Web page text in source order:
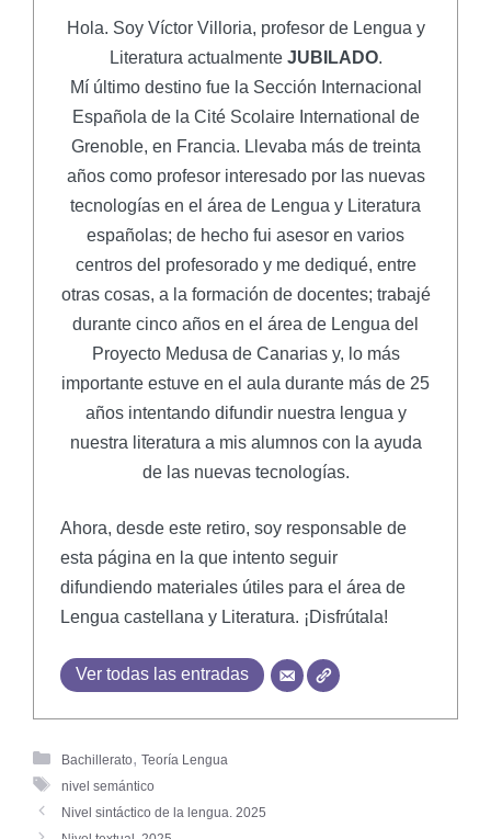
Hola. Soy Víctor Villoria, profesor de Lengua y
Literatura actualmente JUBILADO.
Mí último destino fue la Sección Internacional
Española de la Cité Scolaire International de
Grenoble, en Francia. Llevaba más de treinta
años como profesor interesado por las nuevas
tecnologías en el área de Lengua y Literatura
españolas; de hecho fui asesor en varios
centros del profesorado y me dediqué, entre
otras cosas, a la formación de docentes; trabajé
durante cinco años en el área de Lengua del
Proyecto Medusa de Canarias y, lo más
importante estuve en el aula durante más de 25
años intentando difundir nuestra lengua y
nuestra literatura a mis alumnos con la ayuda
de las nuevas tecnologías.
Ahora, desde este retiro, soy responsable de
esta página en la que intento seguir
difundiendo materiales útiles para el área de
Lengua castellana y Literatura. ¡Disfrútala!
Ver todas las entradas
Bachillerato, Teoría Lengua
nivel semántico
Nivel sintáctico de la lengua. 2025